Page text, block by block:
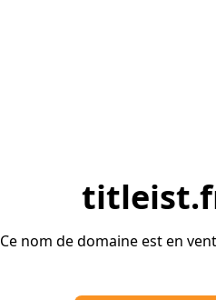
Ce nom de domaine est en